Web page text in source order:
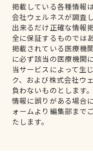
掲載している各種情報
会社ウェルネスが調査
出来るだけ正確な情報
全に保証するものでは
掲載されている医療機
に必ず該当の医療機関
当サービスによって生
ク、および株式会社ウ
負わないものとします。
情報に誤りがある場合
ォームより編集部まで
たします。